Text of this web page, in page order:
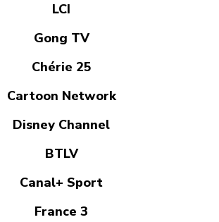
LCI
Gong TV
Chérie 25
Cartoon Network
Disney Channel
BTLV
Canal+ Sport
France 3